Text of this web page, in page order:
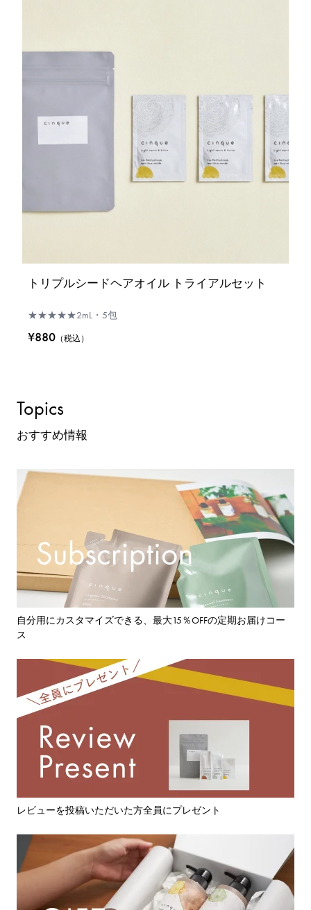
トリプルシードヘアオイル トライアルセット
★★★★★2mL・5包
¥880 （税込）
Topics
おすすめ情報
自分用にカスタマイズできる、最大15％OFFの定期お届けコー
ス
レビューを投稿いただいた方全員にプレゼント